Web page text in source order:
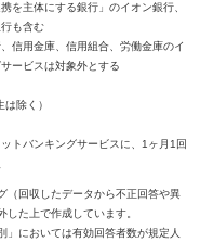
を主体にする銀行」のイオン銀行、
も含む
信用金庫、信用組合、労働金庫のイ
ービスは対象外とする
除く）
トバンキングサービスに、1ヶ月1回
（回収したデータから不正回答や異
た上で作成しています。
においては有効回答者数が規定人